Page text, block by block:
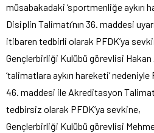
müsabakadaki ‘sportmenliğe aykırı
Disiplin Talimatı’nın 36. maddesi
itibaren tedbirli olarak PFDK’ya
Gençlerbirliği Kulübü görevlisi Hakan
‘talimatlara aykırı hareketi’
46. maddesi ile Akreditasyon
tedbirsiz olarak PFDK’ya sevkine,
Gençlerbirliği Kulübü görevlisi